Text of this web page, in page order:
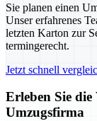
Sie planen einen
Unser erfahrenes
letzten Karton zur
termingerecht.
Jetzt schnell
Erleben Sie die
Umzugsfirma